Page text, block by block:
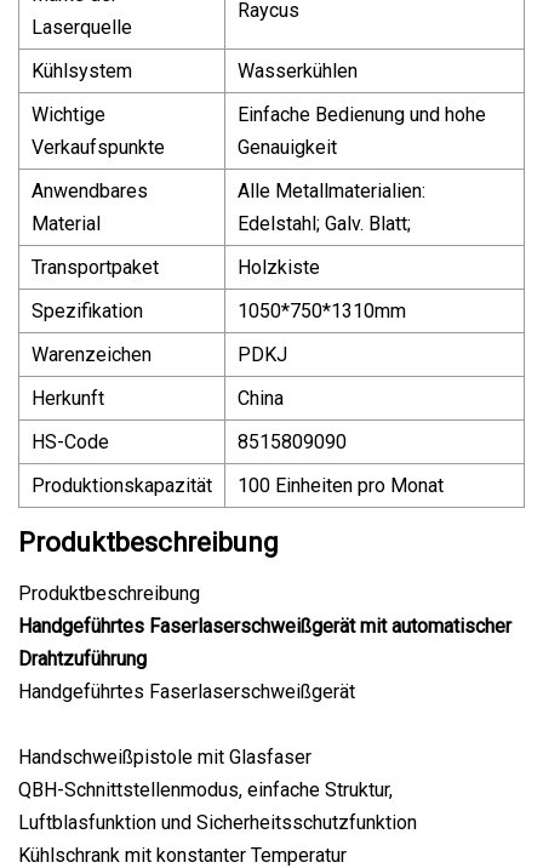
Laserquelle
Raycus
Kühlsystem
Wasserkühlen
Wichtige
Verkaufspunkte
Einfache Bedienung und hohe
Genauigkeit
Anwendbares
Material
Alle Metallmaterialien:
Edelstahl; Galv. Blatt;
Transportpaket
Holzkiste
Spezifikation
1050*750*1310mm
Warenzeichen
PDKJ
Herkunft
China
HS-Code
8515809090
Produktionskapazität
100 Einheiten pro Monat
Produktbeschreibung
Produktbeschreibung
Handgeführtes Faserlaserschweißgerät mit automatischer
Drahtzuführung
Handgeführtes Faserlaserschweißgerät
Handschweißpistole mit Glasfaser
QBH-Schnittstellenmodus, einfache Struktur,
Luftblasfunktion und Sicherheitsschutzfunktion
Kühlschrank mit konstanter Temperatur